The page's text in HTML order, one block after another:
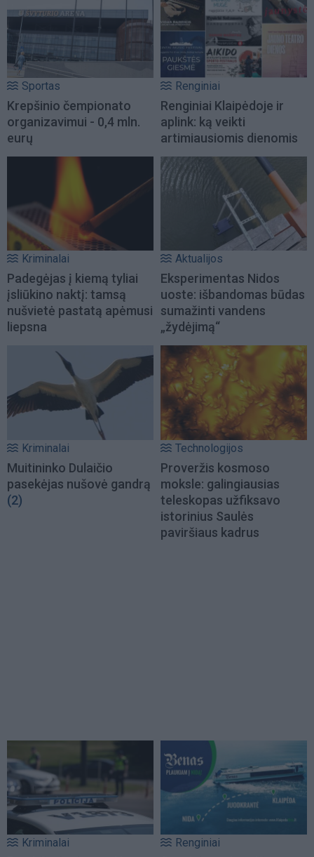
Sportas
Krepšinio čempionato
organizavimui - 0,4 mln.
eurų
Renginiai
Renginiai Klaipėdoje ir
aplink: ką veikti
artimiausiomis dienomis
Kriminalai
Padegėjas į kiemą tyliai
įsliūkino naktį: tamsą
nušvietė pastatą apėmusi
liepsna
Aktualijos
Eksperimentas Nidos
uoste: išbandomas būdas
sumažinti vandens
„žydėjimą“
Kriminalai
Muitininko Dulaičio
pasekėjas nušovė gandrą
(2)
Technologijos
Proveržis kosmoso
moksle: galingiausias
teleskopas užfiksavo
istorinius Saulės
paviršiaus kadrus
Kriminalai Renginiai